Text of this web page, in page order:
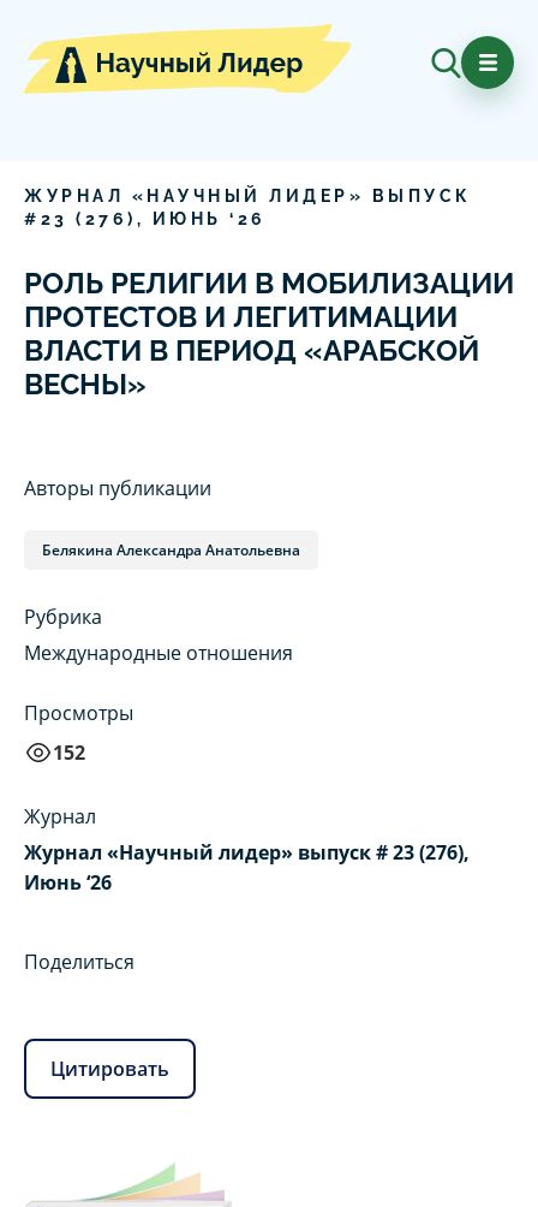
ЖУРНАЛ «НАУЧНЫЙ ЛИДЕР» ВЫПУСК
# 23 ( 276 ), ИЮНЬ ‘ 26
РОЛЬ РЕЛИГИИ В МОБИЛИЗАЦИИ
ПРОТЕСТОВ И ЛЕГИТИМАЦИИ
ВЛАСТИ В ПЕРИОД «АРАБСКОЙ
ВЕСНЫ»
Авторы публикации
Белякина Александра Анатольевна
Рубрика
Международные отношения
Просмотры
152
Журнал
Журнал «Научный лидер» выпуск # 23 (276),
Июнь ‘26
Поделиться
Цитировать